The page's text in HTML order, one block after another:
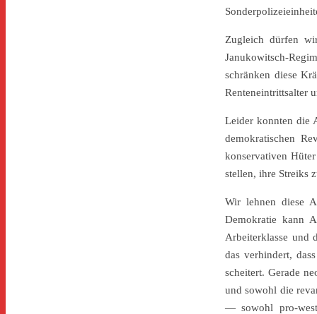
Zugleich dürfen
Janukowitsch-
schränken diese
Renteneintrittsalter
Leider konnten die
demokratischen
konservativen
stellen, ihre Streiks
Wir lehnen diese
Demokratie kann
Arbeiterklasse und
das verhindert,
scheitert. Gerade
und sowohl die
— sowohl pro-